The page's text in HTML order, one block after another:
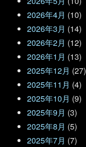
2026年4月 (10)
2026年3月 (14)
2026年2月 (12)
2026年1月 (13)
2025年12月 (27)
2025年11月 (4)
2025年10月 (9)
2025年9月 (3)
2025年8月 (5)
2025年7月 (7)